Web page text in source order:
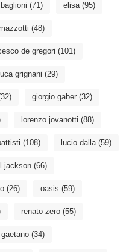
(71) elisa(95)
(48)
de gregori (101)
grignani (29)
giorgio gaber(32)
lorenzo jovanotti (88)
(108) lucio dalla(59)
jackson(66)
(26) oasis (59)
renato zero(55)
(34)